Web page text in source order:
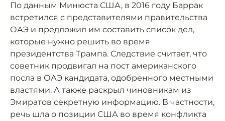
По данным Минюста США, в 2016 году Баррак
встретился с представителями правительства
ОАЭ и предложил им составить список дел,
которые нужно решить во время
президентства Трампа. Следствие считает, что
советник продвигал на пост американского
посла в ОАЭ кандидата, одобренного местными
властями. А также раскрыл чиновникам из
Эмиратов секретную информацию. В частности,
речь шла о позиции США во время конфликта